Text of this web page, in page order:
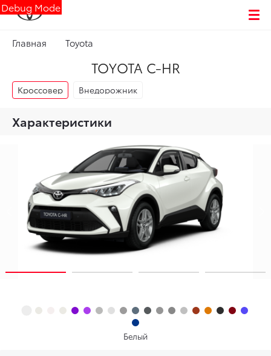
Debug Mode
Главная Toyota
TOYOTA C-HR
Кроссовер Внедорожник
Характеристики
Белый